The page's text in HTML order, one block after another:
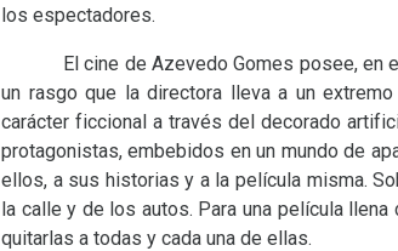
los espectadores.
El cine de Azevedo Gomes posee, en
un rasgo que la directora lleva a un extremo
carácter ficcional a través del decorado
protagonistas, embebidos en un mundo de
ellos, a sus historias y a la película misma.
la calle y de los autos. Para una película
quitarlas a todas y cada una de ellas.